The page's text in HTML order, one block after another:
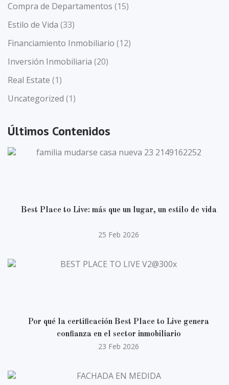
Compra de Departamentos (15)
Estilo de Vida (33)
Financiamiento Inmobiliario (12)
Inversión Inmobiliaria (20)
Real Estate (1)
Uncategorized (1)
Últimos Contenidos
Best Place to Live: más que un lugar, un estilo de vida
25 Feb 2026
Por qué la certificación Best Place to Live genera
confianza en el sector inmobiliario
23 Feb 2026